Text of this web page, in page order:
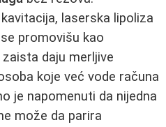
laserska lipoliza
promovišu kao
daju merljive
koje već vode računa
je napomenuti da nijedna
može da parira